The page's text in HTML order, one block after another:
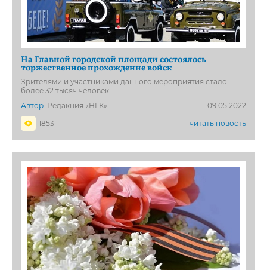
На Главной городской площади состоялось
торжественное прохождение войск
Зрителями и участниками данного мероприятия стало
более 32 тысяч человек
Автор: Редакция «НГК»
09.05.2022
1853
читать новость